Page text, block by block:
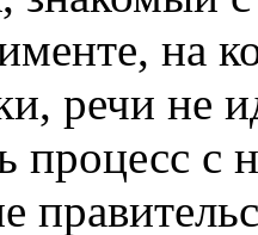
на
речи не
процесс